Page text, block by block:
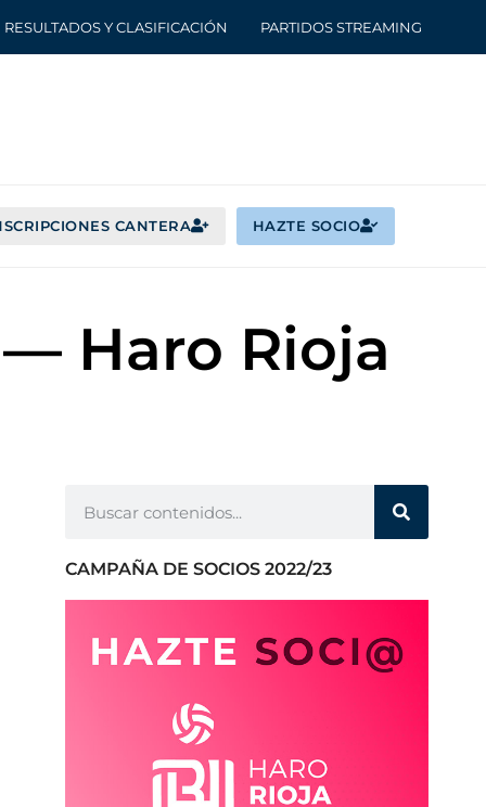
RESULTADOS Y CLASIFICACIÓN PARTIDOS STREAMING
CANTERA HAZTE SOCIO
Haro Rioja
CAMPAÑA DE SOCIOS 2022/23